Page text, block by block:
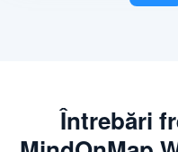
Întrebări